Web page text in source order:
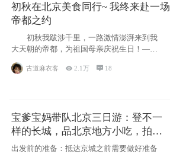
初秋在北京美食同行~ 我终来赴一场
帝都之约
初秋我跋涉千里，一路激情澎湃来到我
大天朝的帝都，为祖国母亲庆祝生日！——
古道麻衣客 2.1万  18
宝爹宝妈带队北京三日游：登不一
样的长城，品北京地方小吃，拍盘
古七星夜景！
出发前的准备：抵达京城之前需要做好准备